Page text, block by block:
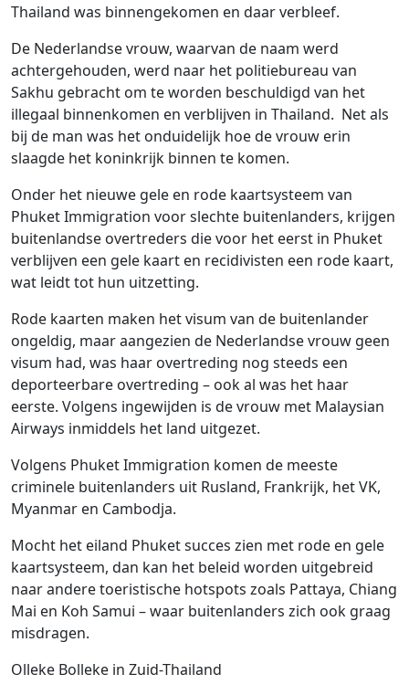
Thailand was binnengekomen en daar verbleef.
De Nederlandse vrouw, waarvan de naam werd
achtergehouden, werd naar het politiebureau van
Sakhu gebracht om te worden beschuldigd van het
illegaal binnenkomen en verblijven in Thailand. Net als
bij de man was het onduidelijk hoe de vrouw erin
slaagde het koninkrijk binnen te komen.
Onder het nieuwe gele en rode kaartsysteem van
Phuket Immigration voor slechte buitenlanders, krijgen
buitenlandse overtreders die voor het eerst in Phuket
verblijven een gele kaart en recidivisten een rode kaart,
wat leidt tot hun uitzetting.
Rode kaarten maken het visum van de buitenlander
ongeldig, maar aangezien de Nederlandse vrouw geen
visum had, was haar overtreding nog steeds een
deporteerbare overtreding – ook al was het haar
eerste. Volgens ingewijden is de vrouw met Malaysian
Airways inmiddels het land uitgezet.
Volgens Phuket Immigration komen de meeste
criminele buitenlanders uit Rusland, Frankrijk, het VK,
Myanmar en Cambodja.
Mocht het eiland Phuket succes zien met rode en gele
kaartsysteem, dan kan het beleid worden uitgebreid
naar andere toeristische hotspots zoals Pattaya, Chiang
Mai en Koh Samui – waar buitenlanders zich ook graag
misdragen.
Olleke Bolleke in Zuid-Thailand